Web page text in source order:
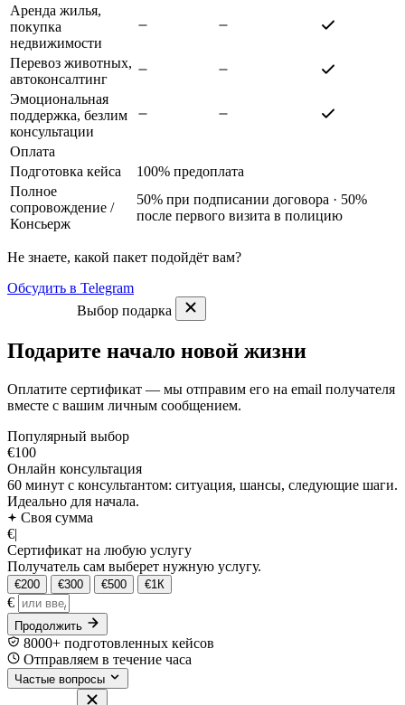
Аренда жилья,
покупка
недвижимости
Перевоз животных,
автоконсалтинг
Эмоциональная
поддержка, безлим
консультации
Оплата
Подготовка кейса
100% предоплата
Полное
сопровождение /
Консьерж
50% при подписании договора · 50%
после первого визита в полицию
Не знаете, какой пакет подойдёт вам?
Обсудить в Telegram
Выбор подарка
Подарите начало новой жизни
Оплатите сертификат — мы отправим его на email получателя
вместе с вашим личным сообщением.
Популярный выбор
€100
Онлайн консультация
60 минут с консультантом: ситуация, шансы, следующие шаги.
Идеально для начала.
Своя сумма
€|
Сертификат на любую услугу
Получатель сам выберет нужную услугу.
€200 €300 €500 €1К
€
Продолжить
8000+ подготовленных кейсов
Отправляем в течение часа
Частые вопросы